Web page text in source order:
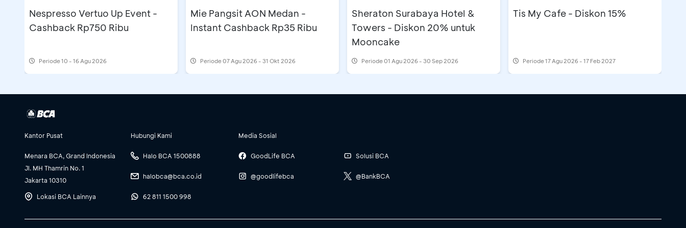
Nespresso Vertuo Up Event -
Cashback Rp750 Ribu
Periode10 - 16 Agu 2026
Mie Pangsit AON Medan -
Instant Cashback Rp35 Ribu
Periode07 Agu 2026 - 31 Okt 2026
Sheraton Surabaya Hotel &
Towers - Diskon 20% untuk
Mooncake
Periode01 Agu 2026 - 30 Sep 2026
Tis My Cafe - Diskon 15%
Periode17 Agu 2026 - 17 Feb 2027
Kantor Pusat
Menara BCA, Grand Indonesia
Jl. MH Thamrin No. 1
Jakarta 10310
Lokasi BCA Lainnya
Hubungi Kami
Halo BCA 1500888
halobca@bca.co.id
62 811 1500 998
Media Sosial
GoodLife BCA
@goodlifebca
Solusi BCA
@BankBCA